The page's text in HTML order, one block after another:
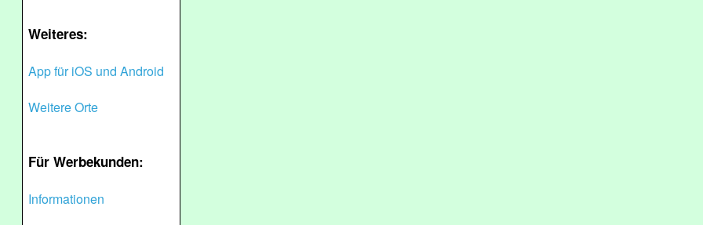
Weiteres:
App für iOS und Android
Weitere Orte
Für Werbekunden:
Informationen